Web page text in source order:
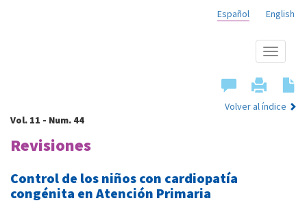
English
Español
Mostrar
menú
Volver al índice
Vol. 11 - Num. 44
Revisiones
Control de los niños con cardiopatía
congénita en Atención Primaria